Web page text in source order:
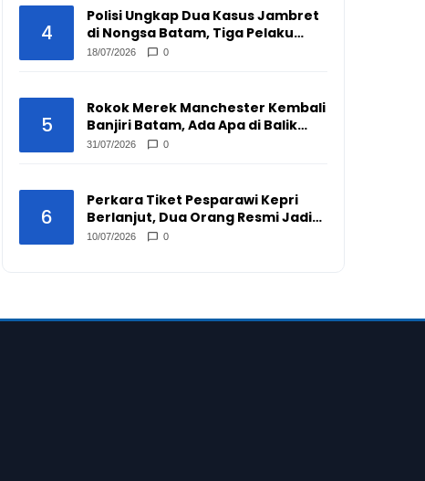
4
Polisi Ungkap Dua Kasus Jambret
di Nongsa Batam, Tiga Pelaku
Disikat
18/07/2026 0
5
Rokok Merek Manchester Kembali
Banjiri Batam, Ada Apa di Balik
Peredarannya?
31/07/2026 0
6
Perkara Tiket Pesparawi Kepri
Berlanjut, Dua Orang Resmi Jadi
Tersangka
10/07/2026 0